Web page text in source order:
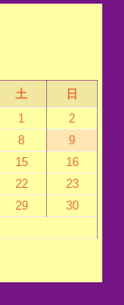
土
日
1
2
8
9
15
16
22
23
29
30